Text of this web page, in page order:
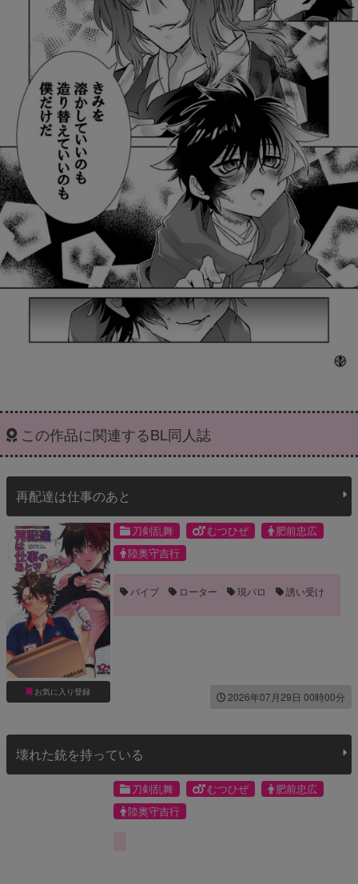
この作品に関連するBL同人誌
再配達は仕事のあと
お気に入り登録
刀剣乱舞 むつひぜ
肥前忠広
陸奥守吉行
バイブ ローター 現パロ 誘い受け
2026年07月29日 00時00分
壊れた銃を持っている
刀剣乱舞 むつひぜ
肥前忠広
陸奥守吉行